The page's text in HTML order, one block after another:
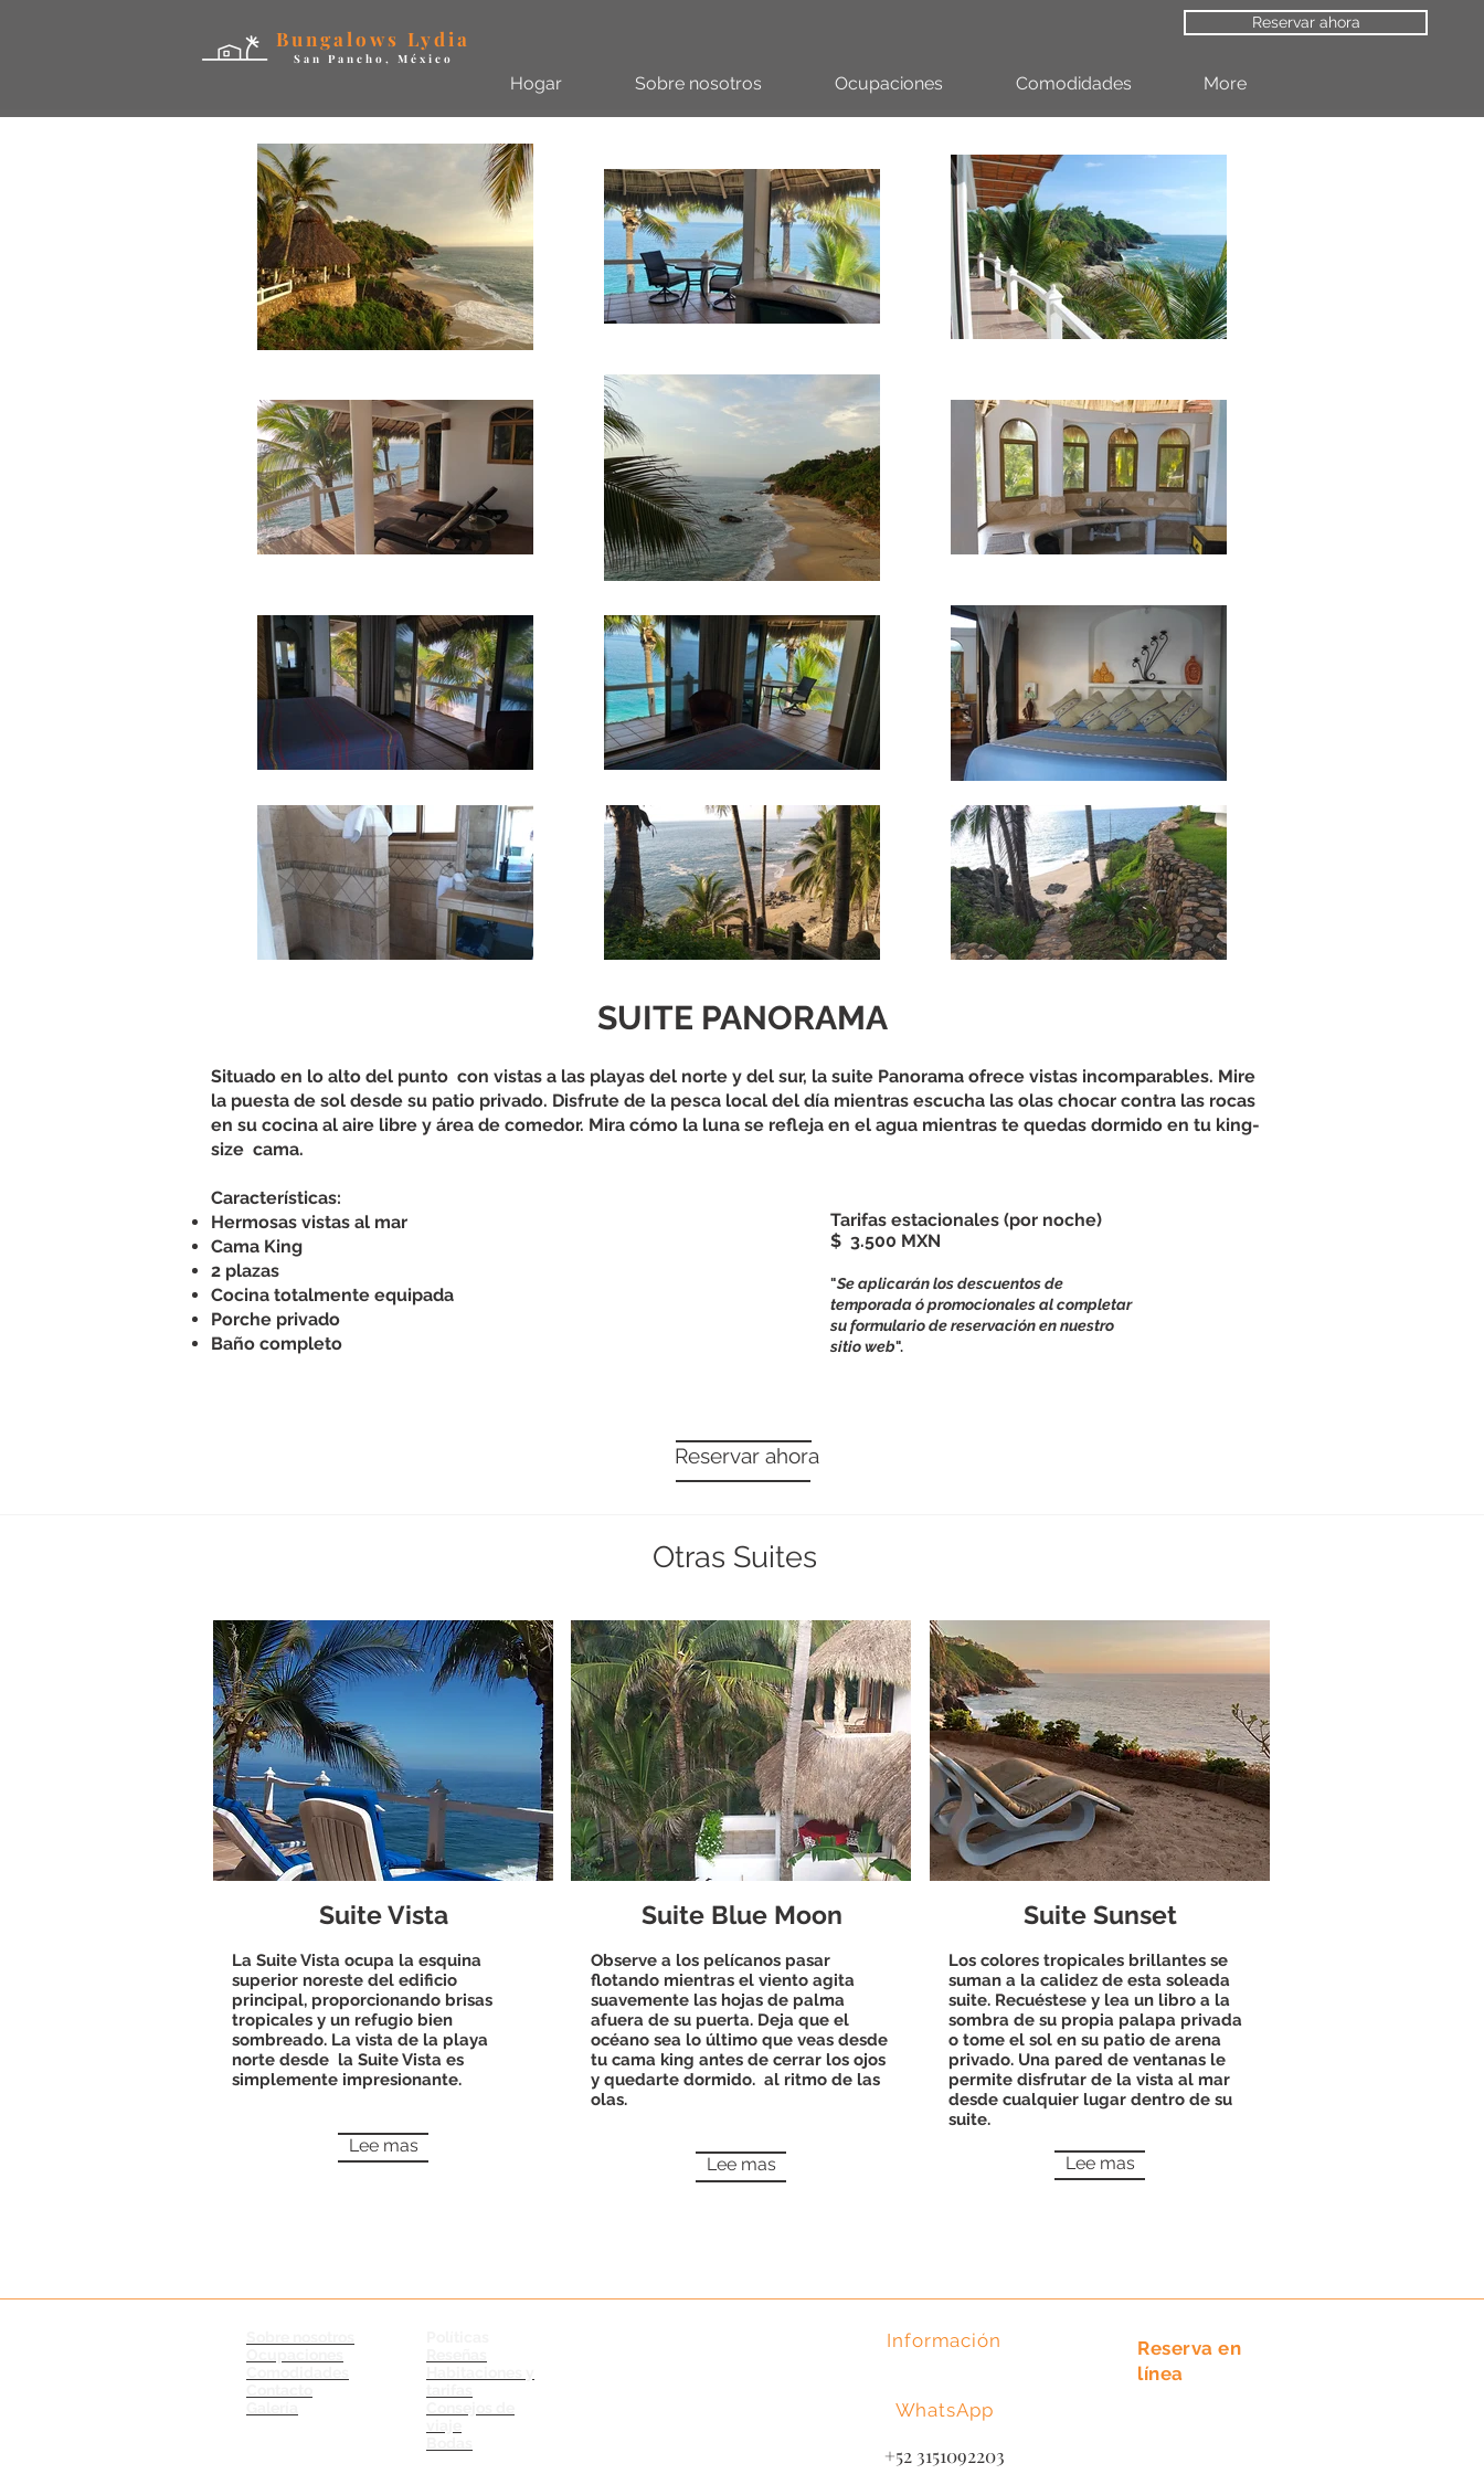
SUITE PANORAMA
Situado en lo alto del punto con vistas a las playas del norte y del sur, la suite Panorama ofrece vistas incomparables. Mire
la puesta de sol desde su patio privado. Disfrute de la pesca local del día mientras escucha las olas chocar contra las rocas
en su cocina al aire libre y área de comedor. Mira cómo la luna se refleja en el agua mientras te quedas dormido en tu king-
size cama.
Características:
Hermosas vistas al mar
Cama King
2 plazas
Cocina totalmente equipada
Porche privado
Baño completo
Tarifas estacionales (por noche)
$ 3.500 MXN
"Se aplicarán los descuentos de
temporada ó promocionales al completar
su formulario de reservación en nuestro
sitio web".
Reservar ahora
Otras Suites
Suite Vista
La Suite Vista ocupa la esquina
superior noreste del edificio
principal, proporcionando brisas
tropicales y un refugio bien
sombreado. La vista de la playa
norte desde la Suite Vista es
simplemente impresionante.
Lee mas
Suite Blue Moon
Observe a los pelícanos pasar
flotando mientras el viento agita
suavemente las hojas de palma
afuera de su puerta. Deja que el
océano sea lo último que veas desde
tu cama king antes de cerrar los ojos
y quedarte dormido. al ritmo de las
olas.
Lee mas
Suite Sunset
Los colores tropicales brillantes se
suman a la calidez de esta soleada
suite. Recuéstese y lea un libro a la
sombra de su propia palapa privada
o tome el sol en su patio de arena
privado. Una pared de ventanas le
permite disfrutar de la vista al mar
desde cualquier lugar dentro de su
suite.
Lee mas
Bungalows Lydia
San Pancho, México
Reservar ahora
Hogar Sobre nosotros Ocupaciones Comodidades More
Información
WhatsApp
+52 3151092203
Reserva en
línea